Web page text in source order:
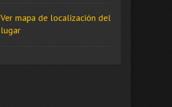
Ver mapa de localización del
lugar